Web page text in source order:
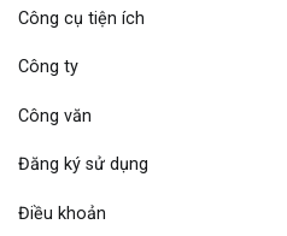
Công cụ tiện ích
Công ty
Công văn
Đăng ký sử dụng
Điều khoản